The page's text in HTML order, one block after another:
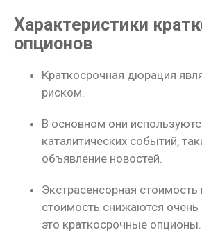
Характеристики
опционов
Краткосрочная дюрация
риском.
В основном они
каталитических событий,
объявление новостей.
Экстрасенсорная стоимость
стоимость снижаются очень
это краткосрочные опционы.